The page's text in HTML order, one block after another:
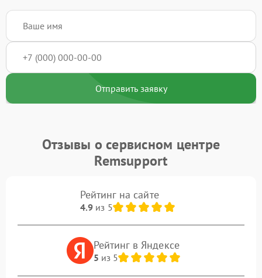
Отправить заявку
Отзывы о сервисном центре
Remsupport
Рейтинг на сайте
4.9из 5
Рейтинг в Яндексе
5 из 5